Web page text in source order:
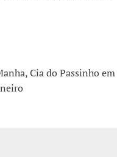
Cia do Passinho em